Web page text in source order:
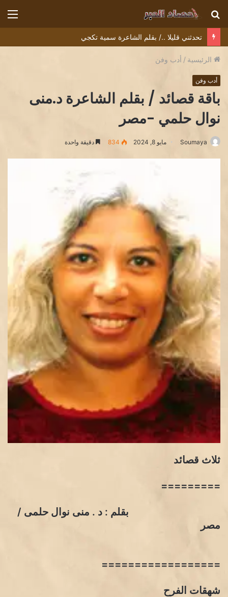
بحث
عن
تحدثني قليلا ../ بقلم الشاعرة سمية تكجي
الرئيسية / أدب وفن
أدب وفن
باقة قصائد / بقلم الشاعرة د.منى
نوال حلمي -مصر
Soumaya مايو 8, 2024 834 دقيقة واحدة
ثلاث قصائد
=========
بقلم : د . منى نوال حلمى /
مصر
==================
شهقات الفرح